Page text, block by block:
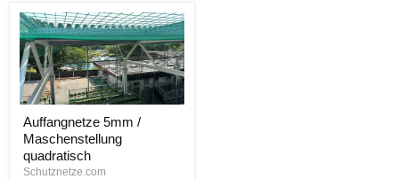
5mm
Maschenstellung
quadratisch
Auffangnetze 5mm /
Maschenstellung
quadratisch
Schutznetze.com